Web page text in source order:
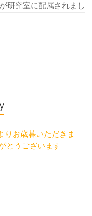
研究室に配属されまし
りお歳暮いただきま
とうございます